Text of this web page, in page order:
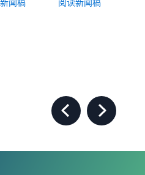
闻稿
阅读新闻稿
Previous SlideNext Slide